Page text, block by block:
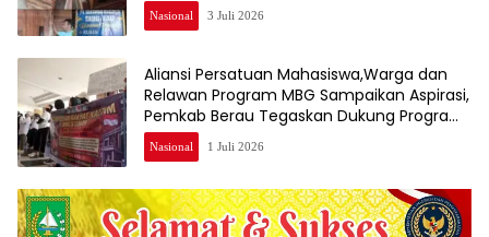
Nasional 3 Juli 2026
Aliansi Persatuan Mahasiswa,Warga dan
Relawan Program MBG Sampaikan Aspirasi,
Pemkab Berau Tegaskan Dukung Program
Nasional
Nasional 1 Juli 2026